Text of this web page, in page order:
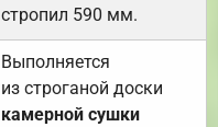
стропил 590 мм.
Выполняется
из строганой доски
камерной сушки